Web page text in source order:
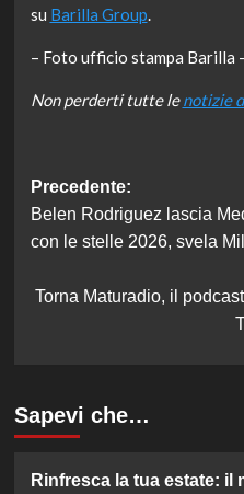
su Barilla Group.
– Foto ufficio stampa Barilla
Non perderti tutte lenotizie
Navigazione
articolo
Precedente:
Belen Rodriguez lascia
con le stelle 2026, svela
Torna Maturadio, il
Sapevi che…
Rinfresca la tua estate: il